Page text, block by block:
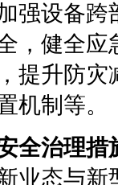
强设备
，健全
提升防
机制等。
全治理措
业态与